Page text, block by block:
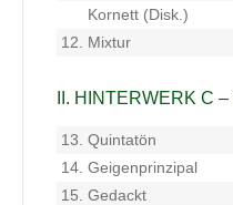
Kornett (Disk.)
12.
Mixtur
II. HINTERWERK C –
13. Quintatön
14. Geigenprinzipal
15. Gedackt